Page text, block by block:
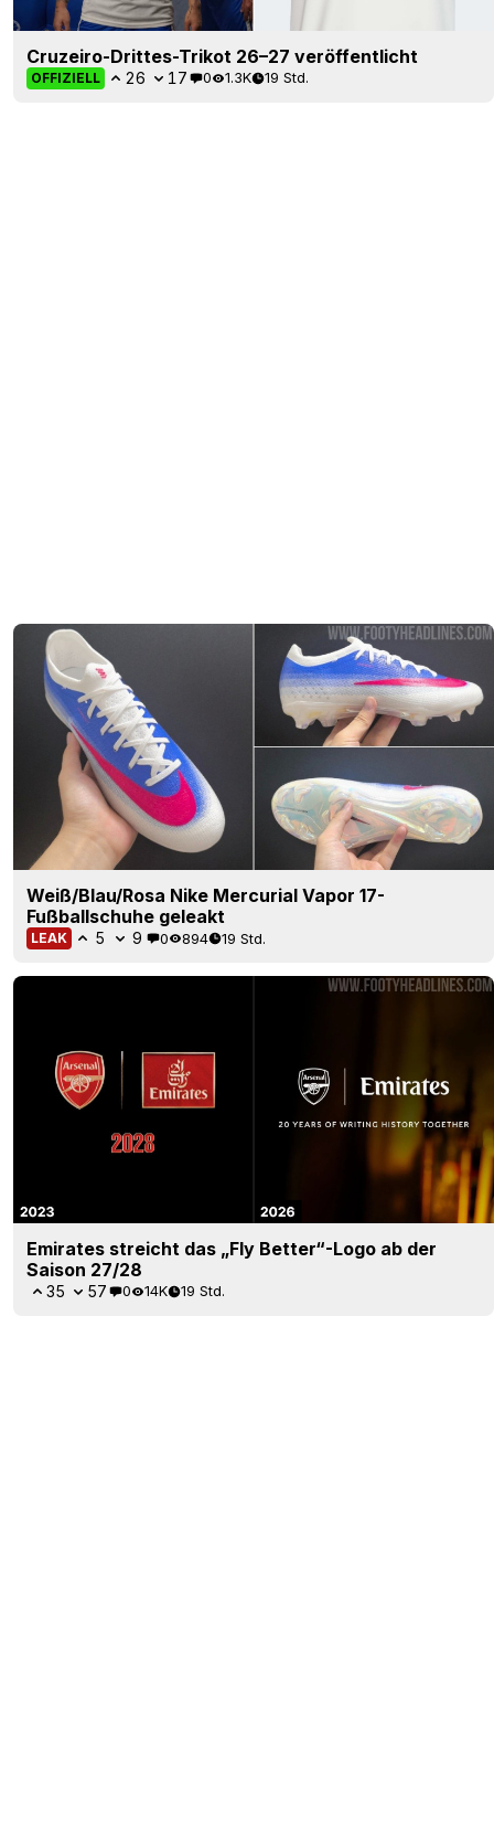
Cruzeiro-Drittes-Trikot 26–27 veröffentlicht
OFFIZIELL 26 17 0 1.3K 19 Std.
Weiß/Blau/Rosa Nike Mercurial Vapor 17-
Fußballschuhe geleakt
LEAK 5 9 0 894 19 Std.
Emirates streicht das „Fly Better“-Logo ab der
Saison 27/28
35 57 0 14K 19 Std.